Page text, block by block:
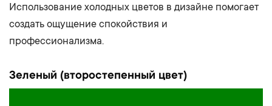
Использование холодных цветов в дизайне помогает
создать ощущение спокойствия и
профессионализма.
Зеленый (второстепенный цвет)